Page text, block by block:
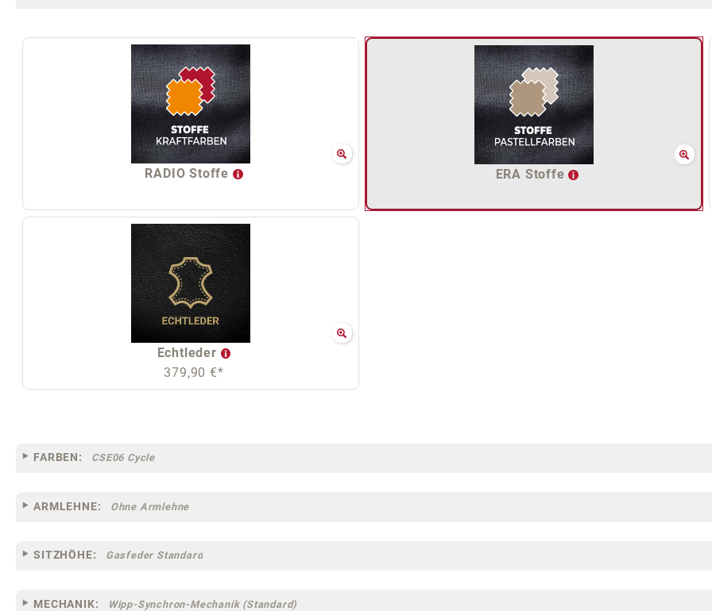
RADIO Stoffe ERA Stoffe
Echtleder
379,90 €*
FARBEN: CSE06 Cycle
ARMLEHNE: Ohne Armlehne
SITZHÖHE: Gasfeder Standard
MECHANIK: Wipp-Synchron-Mechanik (Standard)